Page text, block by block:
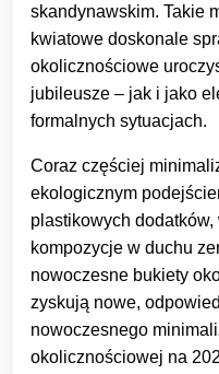
skandynawskim. Takie
kwiatowe doskonale
okolicznościowe
jubileusze – jak i jako
formalnych sytuacjach.
Coraz częściej
ekologicznym
plastikowych
kompozycje w duchu
nowoczesne bukiety
zyskują nowe,
nowoczesnego
okolicznościowej na